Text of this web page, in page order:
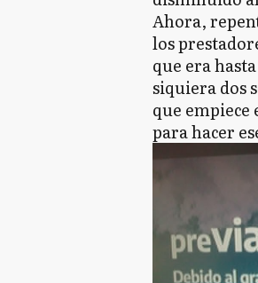
Ahora,
los
que era
siquiera dos
que empiece
para hacer